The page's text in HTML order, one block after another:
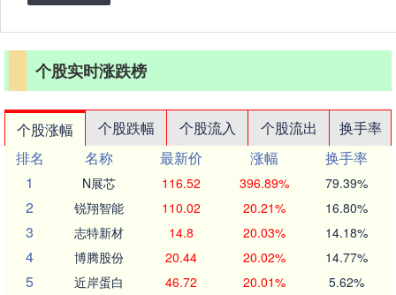
个股实时涨跌榜
个股涨幅 个股跌幅 个股流入 个股流出
换手率
排名
名称 最新价 涨幅
换手率
1
N展芯 116.52 396.89% 79.39%
2 锐翔智能 110.02 20.21% 16.80%
3 志特新材 14.8 20.03% 14.18%
4 博腾股份 20.44 20.02% 14.77%
5 近岸蛋白 46.72 20.01% 5.62%